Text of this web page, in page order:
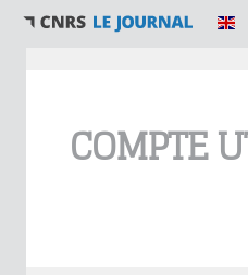
COMPTE